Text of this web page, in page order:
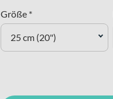
Größe *
25 cm (20")